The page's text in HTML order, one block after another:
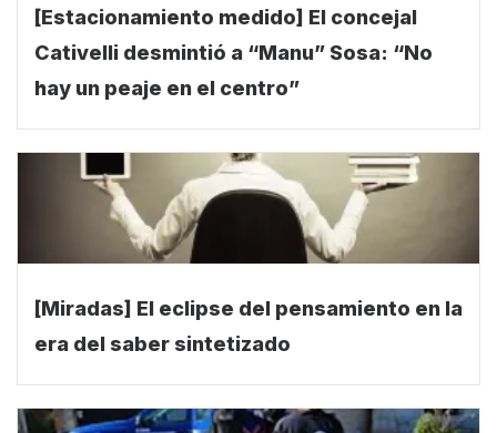
[Estacionamiento medido] El concejal
Cativelli desmintió a “Manu” Sosa: “No
hay un peaje en el centro”
[Miradas] El eclipse del pensamiento en la
era del saber sintetizado